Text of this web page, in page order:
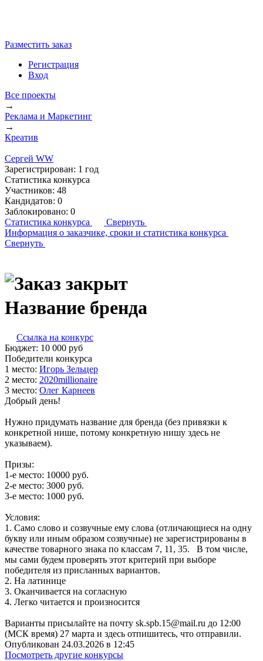
Разместить заказ
Регистрация
Вход
Все проекты
→
Реклама и Маркетинг
→
Креатив
Сергей WW
Зарегистрирован: 1 год
Статистика конкурса
Участников: 48
Кандидатов: 0
Заблокировано: 0
Статистика конкурса
Свернуть
Информация о заказчике, сроки и статистика конкурса
Свернуть
Название бренда
Ссылка на конкурс
Бюджет: 10 000 руб
Победители конкурса
1 место: Игорь Зель­цер
2 место: 202­0mil­li­ona­ire
3 место: Олег Кар­не­ев
Добрый день!
Нужно придумать название для бренда (без привязки к
конкретной нише, потому конкретную нишу здесь не
указываем).
Призы:
1-е место: 10000 руб.
2-е место: 3000 руб.
3-е место: 1000 руб.
Условия:
1. Само слово и созвучные ему слова (отличающиеся на одну
букву или иным образом созвучные) не зарегистрированы в
качестве товарного знака по классам 7, 11, 35. В том числе,
мы сами будем проверять этот критерий при выборе
победителя из присланных вариантов.
2. На латинице
3. Оканчивается на согласную
4. Легко читается и произносится
Варианты присылайте на почту sk.spb.15@mail.ru до 12:00
(МСК время) 27 марта и здесь отпишитесь, что отправили.
Опубликован 24.03.2026 в 12:45
Посмотреть другие конкурсы